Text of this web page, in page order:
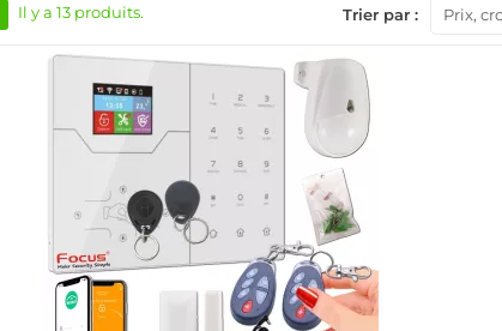
Trier par : Prix,
Il y a 13 produits.